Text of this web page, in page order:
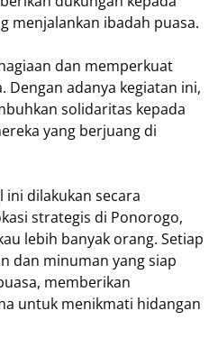
menjalankan ibadah puasa.
dan memperkuat
Dengan adanya kegiatan ini,
solidaritas kepada
yang berjuang di
ini dilakukan secara
strategis di Ponorogo,
lebih banyak orang. Setiap
dan minuman yang siap
memberikan
untuk menikmati hidangan